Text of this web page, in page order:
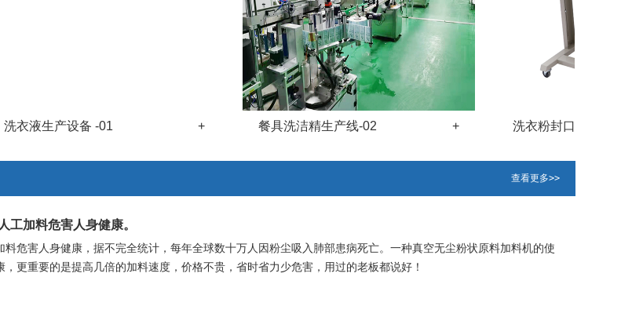
衣液生产设备 -01 餐具洗洁精生产线-02 洗衣粉封口打码机-15
查看更多>>
工加料危害人身健康。
料危害人身健康，据不完全统计，每年全球数十万人因粉尘吸入肺部患病死亡。一种真空无尘粉状原料加料机的使
，更重要的是提高几倍的加料速度，价格不贵，省时省力少危害，用过的老板都说好！